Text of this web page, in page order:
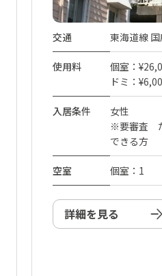
交通 東海道線
使用料
個室：
ドミ：
入居条件
女性
※要審査
できる方
空室 個室：1
詳細を見る